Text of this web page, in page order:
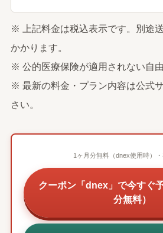
※ 上記料金は税込表示です。別途
かかります。
※ 公的医療保険が適用されない自由
※ 最新の料金・プラン内容は公式
さい。
1ヶ月分無料（dnex使用時）
クーポン「dnex」で今すぐ
分無料）